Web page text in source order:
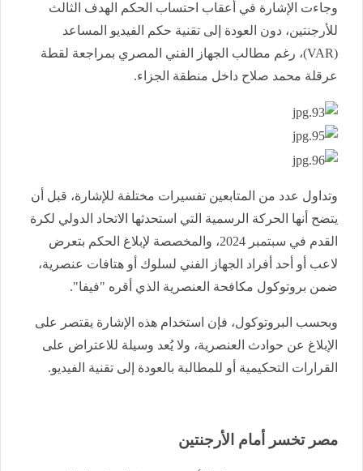
وجاءت الإشارة في أعقاب احتساب الحكم الهدف الثالث
للأرجنتين، دون العودة إلى تقنية حكم الفيديو المساعد
(VAR)، رغم مطالب الجهاز الفني المصري بمراجعة لقطة
عرقلة محمد صلاح داخل منطقة الجزاء.
وتداول عدد من المتابعين تفسيرات مختلفة للإشارة، قبل أن
يتضح أنها الحركة الرسمية التي استحدثها الاتحاد الدولي لكرة
القدم في سبتمبر 2024، والمخصصة لإبلاغ الحكم بتعرض
لاعب أو أحد أفراد الجهاز الفني لسلوك أو هتافات عنصرية،
ضمن بروتوكول مكافحة العنصرية الذي أقره "فيفا".
وبحسب البروتوكول، فإن استخدام هذه الإشارة يقتصر على
الإبلاغ عن حوادث العنصرية، ولا يُعد وسيلة للاعتراض على
القرارات التحكيمية أو للمطالبة بالعودة إلى تقنية الفيديو.
مصر تخسر أمام الأرجنتين